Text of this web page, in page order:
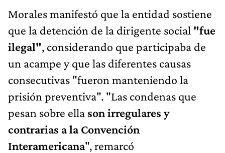
Morales manifestó que la entidad sostiene
que la detención de la dirigente social "fue
ilegal", considerando que participaba de
un acampe y que las diferentes causas
consecutivas "fueron manteniendo la
prisión preventiva". "Las condenas que
pesan sobre ella son irregulares y
contrarias a la Convención
Interamericana", remarcó